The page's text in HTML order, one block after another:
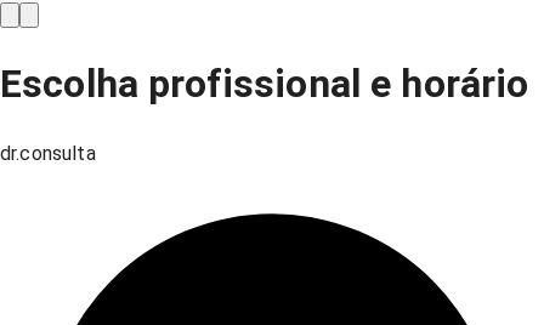
Escolha profissional e horário
dr.consulta